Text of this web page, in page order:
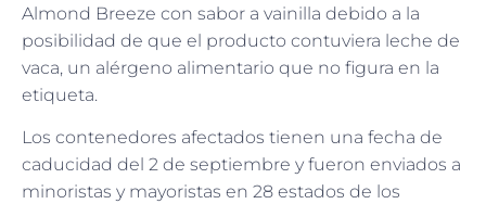
Almond Breeze con sabor a vainilla debido a la
posibilidad de que el producto contuviera leche de
vaca, un alérgeno alimentario que no figura en la
etiqueta.
Los contenedores afectados tienen una fecha de
caducidad del 2 de septiembre y fueron enviados a
minoristas y mayoristas en 28 estados de los